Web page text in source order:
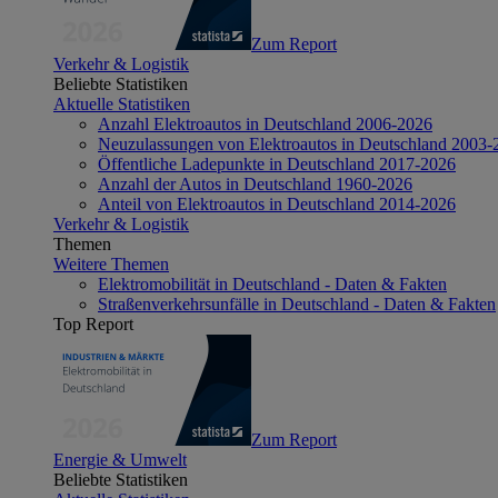
Zum Report
Verkehr & Logistik
Beliebte Statistiken
Aktuelle Statistiken
Anzahl Elektroautos in Deutschland 2006-2026
Neuzulassungen von Elektroautos in Deutschland 2003-
Öffentliche Ladepunkte in Deutschland 2017-2026
Anzahl der Autos in Deutschland 1960-2026
Anteil von Elektroautos in Deutschland 2014-2026
Verkehr & Logistik
Themen
Weitere Themen
Elektromobilität in Deutschland - Daten & Fakten
Straßenverkehrsunfälle in Deutschland - Daten & Fakten
Top Report
Zum Report
Energie & Umwelt
Beliebte Statistiken